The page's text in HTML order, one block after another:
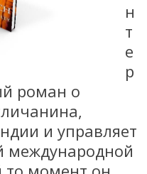
н
т
е
р
роман о
и управляет
международной